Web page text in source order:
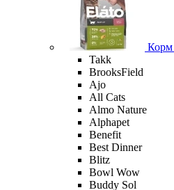
Корм
Takk
BrooksField
Ajo
All Cats
Almo Nature
Alphapet
Benefit
Best Dinner
Blitz
Bowl Wow
Buddy Sol